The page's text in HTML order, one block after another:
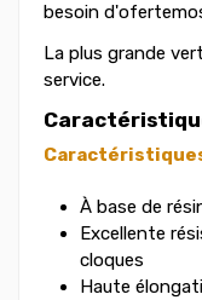
besoin
La plus grande
service.
À base de
Excellente
cloques
Haute